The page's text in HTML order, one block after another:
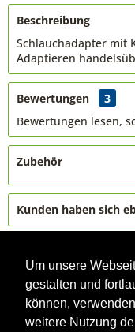
Um unsere
gestalten und
können,
weitere Nutzung
Beschreibung
Schlauchadapter mit
Adaptieren
Bewertungen
3
Bewertungen lesen,
Zubehör
Kunden haben sich
Service Hotline
Shop Service
Informationen